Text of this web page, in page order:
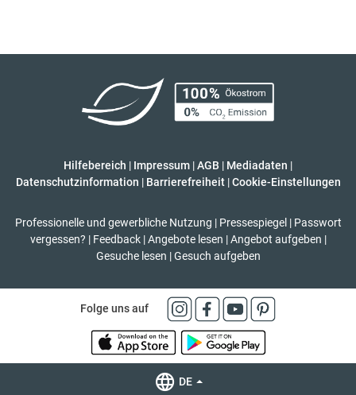
Hilfebereich | Impressum |AGB | Mediadaten |
Datenschutzinformation | Barrierefreiheit | Cookie-Einstellungen
Professionelle und gewerbliche Nutzung | Pressespiegel | Passwort
vergessen? | Feedback | Angebote lesen | Angebot aufgeben |
Gesuche lesen | Gesuch aufgeben
Folge uns auf
DE